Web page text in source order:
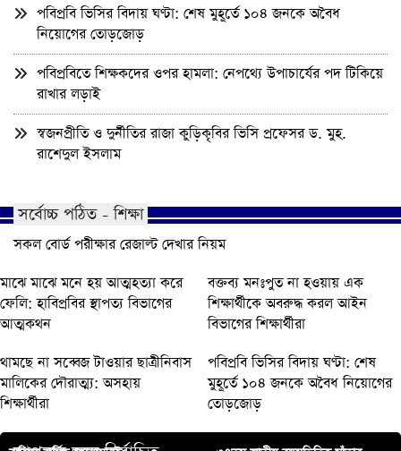
পবিপ্রবি ভিসির বিদায় ঘণ্টা: শেষ মুহূর্তে ১০৪ জনকে অবৈধ
নিয়োগের তোড়জোড়
পবিপ্রবিতে শিক্ষকদের ওপর হামলা: নেপথ্যে উপাচার্যের পদ টিকিয়ে
রাখার লড়াই
স্বজনপ্রীতি ও দুর্নীতির রাজা কুড়িকৃবির ভিসি প্রফেসর ড. মুহ.
রাশেদুল ইসলাম
সর্বোচ্চ পঠিত - শিক্ষা
সকল বোর্ড পরীক্ষার রেজাল্ট দেখার নিয়ম
মাঝে মাঝে মনে হয় আত্মহত্যা করে
ফেলি: হাবিপ্রবির স্থাপত্য বিভাগের
আত্মকথন
বক্তব্য মনঃপুত না হওয়ায় এক
শিক্ষার্থীকে অবরুদ্ধ করল আইন
বিভাগের শিক্ষার্থীরা
থামছে না সব্বেজ টাওয়ার ছাত্রীনিবাস
মালিকের দৌরাত্ম্য: অসহায়
শিক্ষার্থীরা
পবিপ্রবি ভিসির বিদায় ঘণ্টা: শেষ
মুহূর্তে ১০৪ জনকে অবৈধ নিয়োগের
তোড়জোড়